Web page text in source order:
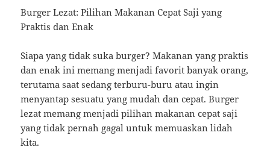
Burger Lezat: Pilihan Makanan Cepat Saji yang
Praktis dan Enak
Siapa yang tidak suka burger? Makanan yang praktis
dan enak ini memang menjadi favorit banyak orang,
terutama saat sedang terburu-buru atau ingin
menyantap sesuatu yang mudah dan cepat. Burger
lezat memang menjadi pilihan makanan cepat saji
yang tidak pernah gagal untuk memuaskan lidah
kita.